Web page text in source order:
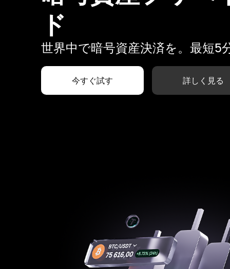
ド
世界中で暗号資産決済を。最短5
今すぐ試す 詳しく見る